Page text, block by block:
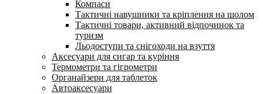
Компаси
Тактичні навушники та кріплення на шолом
Тактичні товари, активний відпочинок та
туризм
Льодоступи та снігоходи на взуття
Аксесуари для сигар та куріння
Термометри та гігрометри
Органайзери для таблеток
Автоаксесуари